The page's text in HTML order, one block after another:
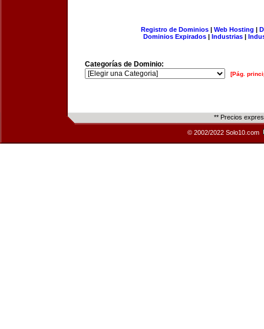
Registro de Dominios| Web Hosting |
Dominios Expirados | Industrias |
Categorías de Dominio:
[Pág.
** Precios
© 2002/2022 Solo10.com